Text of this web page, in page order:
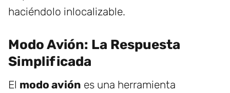
haciéndolo inlocalizable.
Modo Avión: La Respuesta
Simplificada
El modo avión es una herramienta